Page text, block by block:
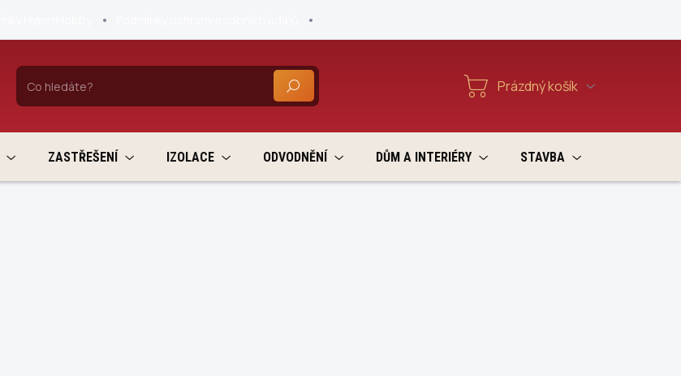
HLEDAT Nákupní
Prázdný košík
ZASTŘEŠENÍ IZOLACE ODVODNĚNÍ DŮM A INTERIÉRY STAVBA